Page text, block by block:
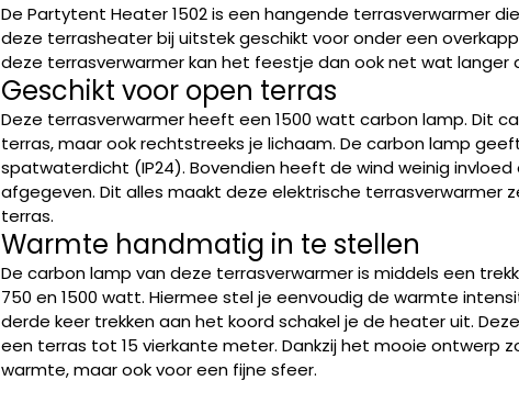
De Partytent Heater 1502 is een hangende terrasverwarmer
deze terrasheater bij uitstek geschikt voor onder een
deze terrasverwarmer kan het feestje dan ook net wat langer
Geschikt voor open terras
Deze terrasverwarmer heeft een 1500 watt carbon lamp. Dit
terras, maar ook rechtstreeks je lichaam. De carbon lamp
spatwaterdicht (IP24). Bovendien heeft de wind weinig
afgegeven. Dit alles maakt deze elektrische terrasverwarmer
terras.
Warmte handmatig in te stellen
De carbon lamp van deze terrasverwarmer is middels een
750 en 1500 watt. Hiermee stel je eenvoudig de warmte
derde keer trekken aan het koord schakel je de heater uit.
een terras tot 15 vierkante meter. Dankzij het mooie ontwerp
warmte, maar ook voor een fijne sfeer.